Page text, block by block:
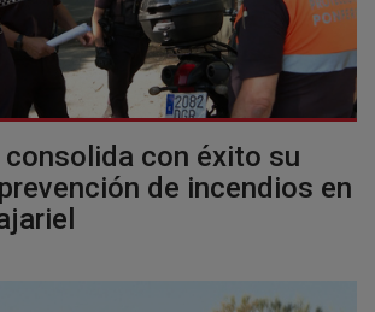
con éxito su
de incendios en